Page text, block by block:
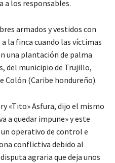
a los responsables.
armados y vestidos con
la finca cuando las víctimas
una plantación de palma
del municipio de Trujillo,
Colón (Caribe hondureño).
«Tito» Asfura, dijo el mismo
a quedar impune» y este
operativo de control e
conflictiva debido al
agraria que deja unos